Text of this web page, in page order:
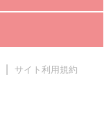
サイト利用規約